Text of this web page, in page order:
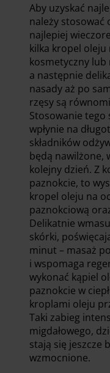
Aby uzyskać
należy stosować
najlepiej
kilka kropel oleju
kosmetyczny lub
a następnie
nasady aż po
rzęsy są
Stosowanie tego
wpłynie na
składników
będą nawilżone,
kolejny dzień. Z
paznokcie, to
kropel oleju na
paznokciową
Delikatnie
skórki,
minut – masaż
i wspomaga
wykonać kąpiel
paznokcie w
kroplami oleju
Taki zabieg
migdałowego,
stają się jeszcze
wzmocnione.